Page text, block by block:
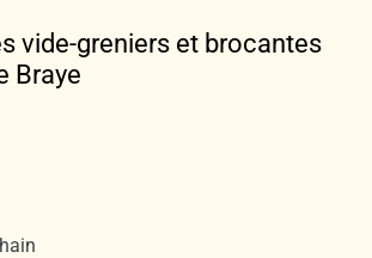
vide-greniers et brocantes
Braye